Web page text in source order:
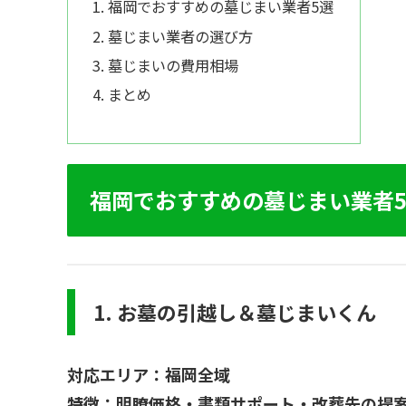
福岡でおすすめの墓じまい業者5選
墓じまい業者の選び方
墓じまいの費用相場
まとめ
福岡でおすすめの墓じまい業者
1. お墓の引越し＆墓じまいくん
対応エリア：福岡全域